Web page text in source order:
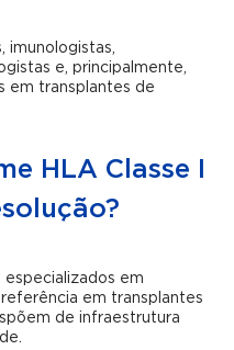
imunologistas,
e, principalmente,
em transplantes de
HLA Classe I
especializados em
em transplantes
de infraestrutura